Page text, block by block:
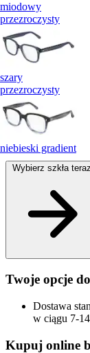
miodowy
przezroczysty
szary
przezroczysty
niebieski gradient
Twoje opcje
Dostawa
w ciągu 7-
Kupuj online